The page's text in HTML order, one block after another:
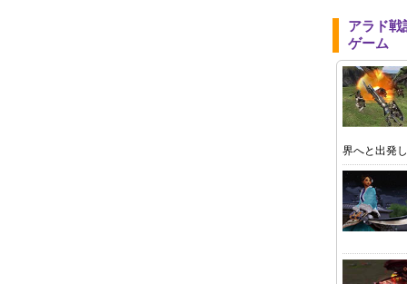
アラド戦
ゲーム
界へと出発